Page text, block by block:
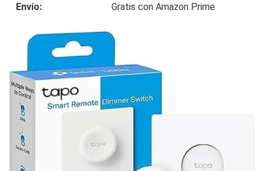
Envío: Gratis con Amazon Prime